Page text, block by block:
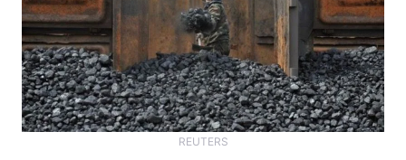
REUTERS